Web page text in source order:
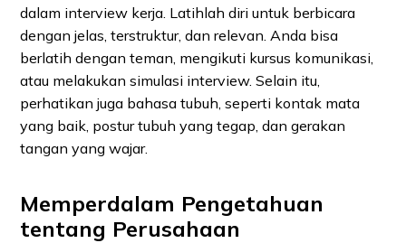
dalam interview kerja. Latihlah diri untuk berbicara
dengan jelas, terstruktur, dan relevan. Anda bisa
berlatih dengan teman, mengikuti kursus komunikasi,
atau melakukan simulasi interview. Selain itu,
perhatikan juga bahasa tubuh, seperti kontak mata
yang baik, postur tubuh yang tegap, dan gerakan
tangan yang wajar.
Memperdalam Pengetahuan
tentang Perusahaan